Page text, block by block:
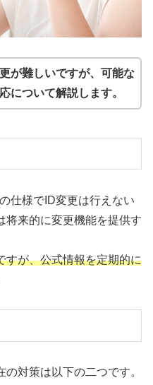
が難しいですが、可能な
について解説します。
仕様でID変更は行えない
将来的に変更機能を提供す
すが、公式情報を定期的に
対策は以下の二つです。